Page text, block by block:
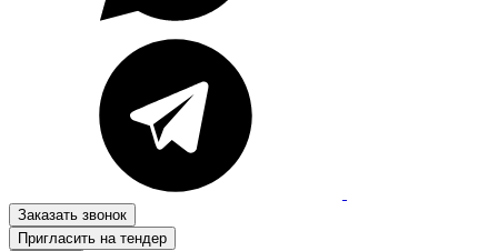
Заказать звонок
Пригласить на тендер